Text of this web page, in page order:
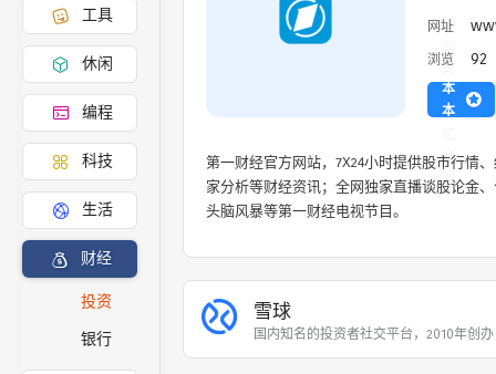
工具
休闲
编程
科技
生活
财经
投资
银行
网址
浏览 92
添
到
本
本
主
页
第一财经官方网站，7X24小时提供股市行情
家分析等财经资讯；全网独家直播谈股论金
头脑风暴等第一财经电视节目。
雪球
国内知名的投资者社交平台，2010年创